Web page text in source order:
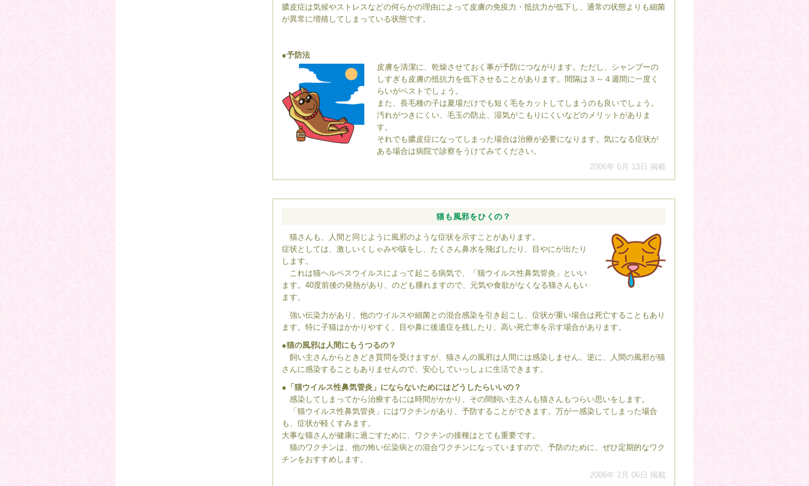
膿皮症は気候やストレスなどの何らかの理由によって皮膚の免疫力・抵抗力が低下し、通常の状態よりも細菌
が異常に増殖してしまっている状態です。
●予防法
皮膚を清潔に、乾燥させておく事が予防につながります。ただし、シャンプーの
しすぎも皮膚の抵抗力を低下させることがあります。間隔は３～４週間に一度く
らいがベストでしょう。
また、長毛種の子は夏場だけでも短く毛をカットしてしまうのも良いでしょう。
汚れがつきにくい、毛玉の防止、湿気がこもりにくいなどのメリットがありま
す。
それでも膿皮症になってしまった場合は治療が必要になります。気になる症状が
ある場合は病院で診察をうけてみてください。
2006年 6月 13日 掲載
猫も風邪をひくの？
猫さんも、人間と同じように風邪のような症状を示すことがあります。
症状としては、激しいくしゃみや咳をし、たくさん鼻水を飛ばしたり、目やにが出たり
します。
これは猫ヘルペスウイルスによって起こる病気で、「猫ウイルス性鼻気管炎」といい
ます。40度前後の発熱があり、のども腫れますので、元気や食欲がなくなる猫さんもい
ます。
強い伝染力があり、他のウイルスや細菌との混合感染を引き起こし、症状が重い場合は死亡することもあり
ます。特に子猫はかかりやすく、目や鼻に後遺症を残したり、高い死亡率を示す場合があります。
●猫の風邪は人間にもうつるの？
飼い主さんからときどき質問を受けますが、猫さんの風邪は人間には感染しません。逆に、人間の風邪が猫
さんに感染することもありませんので、安心していっしょに生活できます。
●「猫ウイルス性鼻気管炎」にならないためにはどうしたらいいの？
感染してしまってから治療するには時間がかかり、その間飼い主さんも猫さんもつらい思いをします。
「猫ウイルス性鼻気管炎」にはワクチンがあり、予防することができます。万が一感染してしまった場合
も、症状が軽くすみます。
大事な猫さんが健康に過ごすために、ワクチンの接種はとても重要です。
猫のワクチンは、他の怖い伝染病との混合ワクチンになっていますので、予防のために、ぜひ定期的なワク
チンをおすすめします。
2006年 2月 06日 掲載